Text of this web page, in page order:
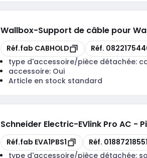
Wallbox-Support de câble pour
Copie
Réf.fab CABHOLD Copie
Réf.
type d'accessoire/pièce détachée:
accessoire: Oui
Article en stock standard
Schneider Electric-EVlink Pro AC -
Copie
Réf.fab EVA1PBS1 Copie
Réf. 01887218551
type d'accessoire/pièce détachée: